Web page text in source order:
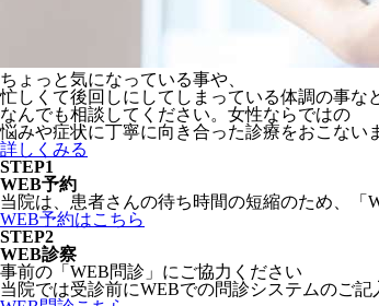
ちょっと気になっている事や、
忙しくて後回しにしてしまっている体調の事な
なんでも相談してください。女性ならではの
悩みや症状に丁寧に向き合った診療をおこない
詳しくみる
STEP1
WEB予約
当院は、患者さんの待ち時間の短縮のため、「
WEB予約はこちら
STEP2
WEB診察
事前の「WEB問診」にご協力ください
当院では受診前にWEBでの問診システムのご